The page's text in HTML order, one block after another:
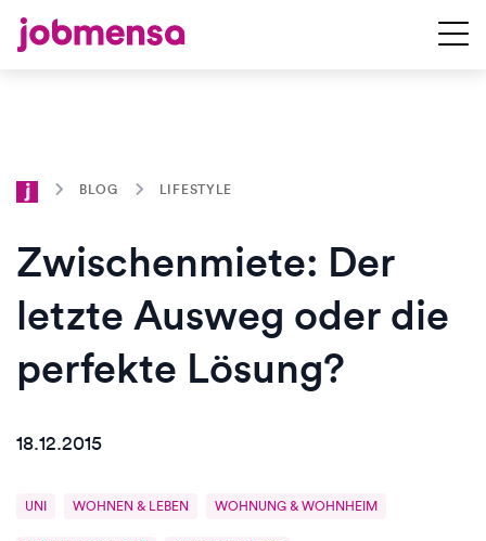
BLOG LIFESTYLE
Zwischenmiete: Der
letzte Ausweg oder die
perfekte Lösung?
18.12.2015
UNI WOHNEN & LEBEN WOHNUNG & WOHNHEIM